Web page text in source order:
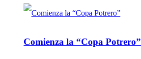
Comienza la “Copa Potrero”